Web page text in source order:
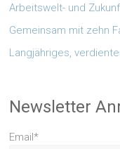
Arbeitswelt- und
Gemeinsam mit zehn
Langjähriges,
Newsletter
Email*